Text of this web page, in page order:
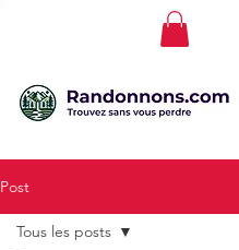
Post
Tous les posts